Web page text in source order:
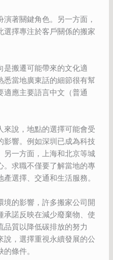
著關鍵角色。另一方面，
選擇專注於客戶關係的搬家
是搬遷可能帶來的文化適
悉當地廣東話的細節很有幫
適應主要語言中文（普通
來說，地點的選擇可能會受
影響。例如深圳已成為科技
另一方面，上海和北京等城
。求職不僅要了解當地的專
選擇、交通和生活服務。
境的影響，許多搬家公司開
承諾反映在減少廢棄物、使
品質以降低碳排放的努力
說，選擇重視永續發展的公
條件。